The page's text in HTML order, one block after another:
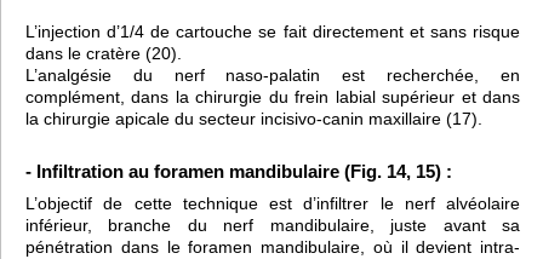
L’injection d’1/4 de cartouche se fait directement et sans risque
dans le cratère (20).
L’analgésie du nerf naso-palatin est recherchée, en
complément, dans la chirurgie du frein labial supérieur et dans
la chirurgie apicale du secteur incisivo-canin maxillaire (17).
- Infiltration au foramen mandibulaire (Fig. 14, 15) :
L’objectif de cette technique est d’infiltrer le nerf alvéolaire
inférieur, branche du nerf mandibulaire, juste avant sa
pénétration dans le foramen mandibulaire, où il devient intra-